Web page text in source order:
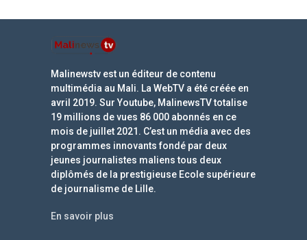
Malinewstv est un éditeur de contenu
multimédia au Mali. La WebTV a été créée en
avril 2019. Sur Youtube, MalinewsTV totalise
19 millions de vues 86 000 abonnés en ce
mois de juillet 2021. C’est un média avec des
programmes innovants fondé par deux
jeunes journalistes maliens tous deux
diplômés de la prestigieuse Ecole supérieure
de journalisme de Lille.
En savoir plus